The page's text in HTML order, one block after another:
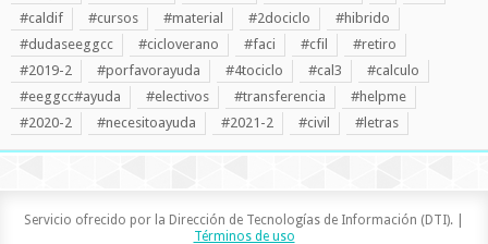
#caldif
#cursos #material #2dociclo
#hibrido
#dudaseeggcc
#cicloverano #faci #cfil
#retiro
#2019-2
#porfavorayuda #4tociclo #cal3
#calculo
#eeggcc#ayuda
#electivos #transferencia
#helpme
#2020-2
#necesitoayuda #2021-2 #civil #letras
Servicio ofrecido por la Dirección de Tecnologías de Información (DTI). |
Términos de uso